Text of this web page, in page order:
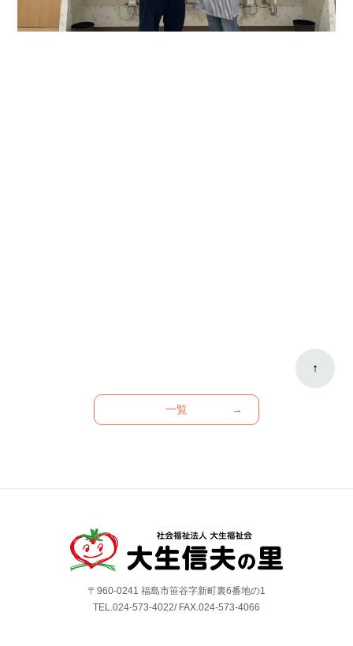
↑
一覧 →
〒960-0241 福島市笹谷字新町裏6番地の1
TEL.024-573-4022/ FAX.024-573-4066